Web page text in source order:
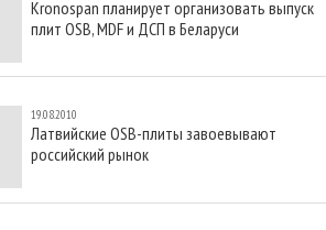
Kronospan планирует организовать выпуск
плит OSB, MDF и ДСП в Беларуси
19.08.2010
Латвийские OSB-плиты завоевывают
российский рынок